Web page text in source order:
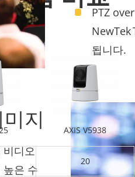
PTZ
NewTek
됩니다.
지
비디오
높은 수
AXIS V5938
20